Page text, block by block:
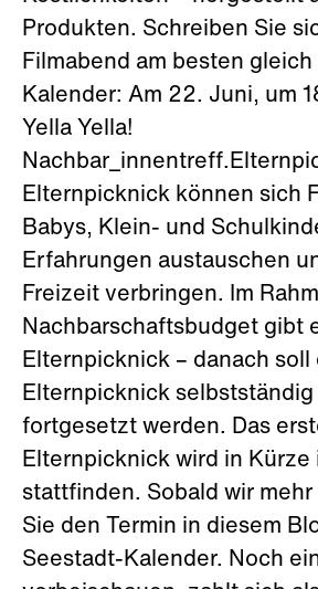
Produkten. Schreiben Sie
Filmabend am besten gleich
Kalender: Am 22. Juni, um
Yella Yella!
Elternpicknick können sich
Babys, Klein- und
Erfahrungen austauschen
Freizeit verbringen. Im
Nachbarschaftsbudget gibt
Elternpicknick – danach soll
Elternpicknick selbstständig
fortgesetzt werden. Das
Elternpicknick wird in Kürze
stattfinden. Sobald wir
Sie den Termin in diesem
Seestadt-Kalender. Noch